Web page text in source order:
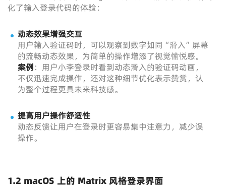
化了输入登录代码的体验：
动态效果增强交互
用户输入验证码时，可以观察到数字如同“滑入”屏幕
的流畅动态效果，为简单的操作增添了视觉愉悦感。
案例：用户小李登录时看到动态滑入的验证码动画，
不仅迅速完成操作，还对这种细节优化表示赞赏，认
为整个过程更具未来科技感。
提高用户操作舒适性
动态反馈让用户在登录时更容易集中注意力，减少误
操作。
1.2 macOS 上的 Matrix 风格登录界面